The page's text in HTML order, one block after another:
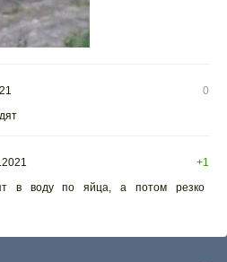
0
+1
в воду по яйца, а потом резко